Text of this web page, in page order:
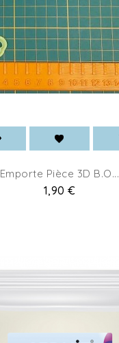
Emporte Pièce 3D B.O...
Pret
1,90 €